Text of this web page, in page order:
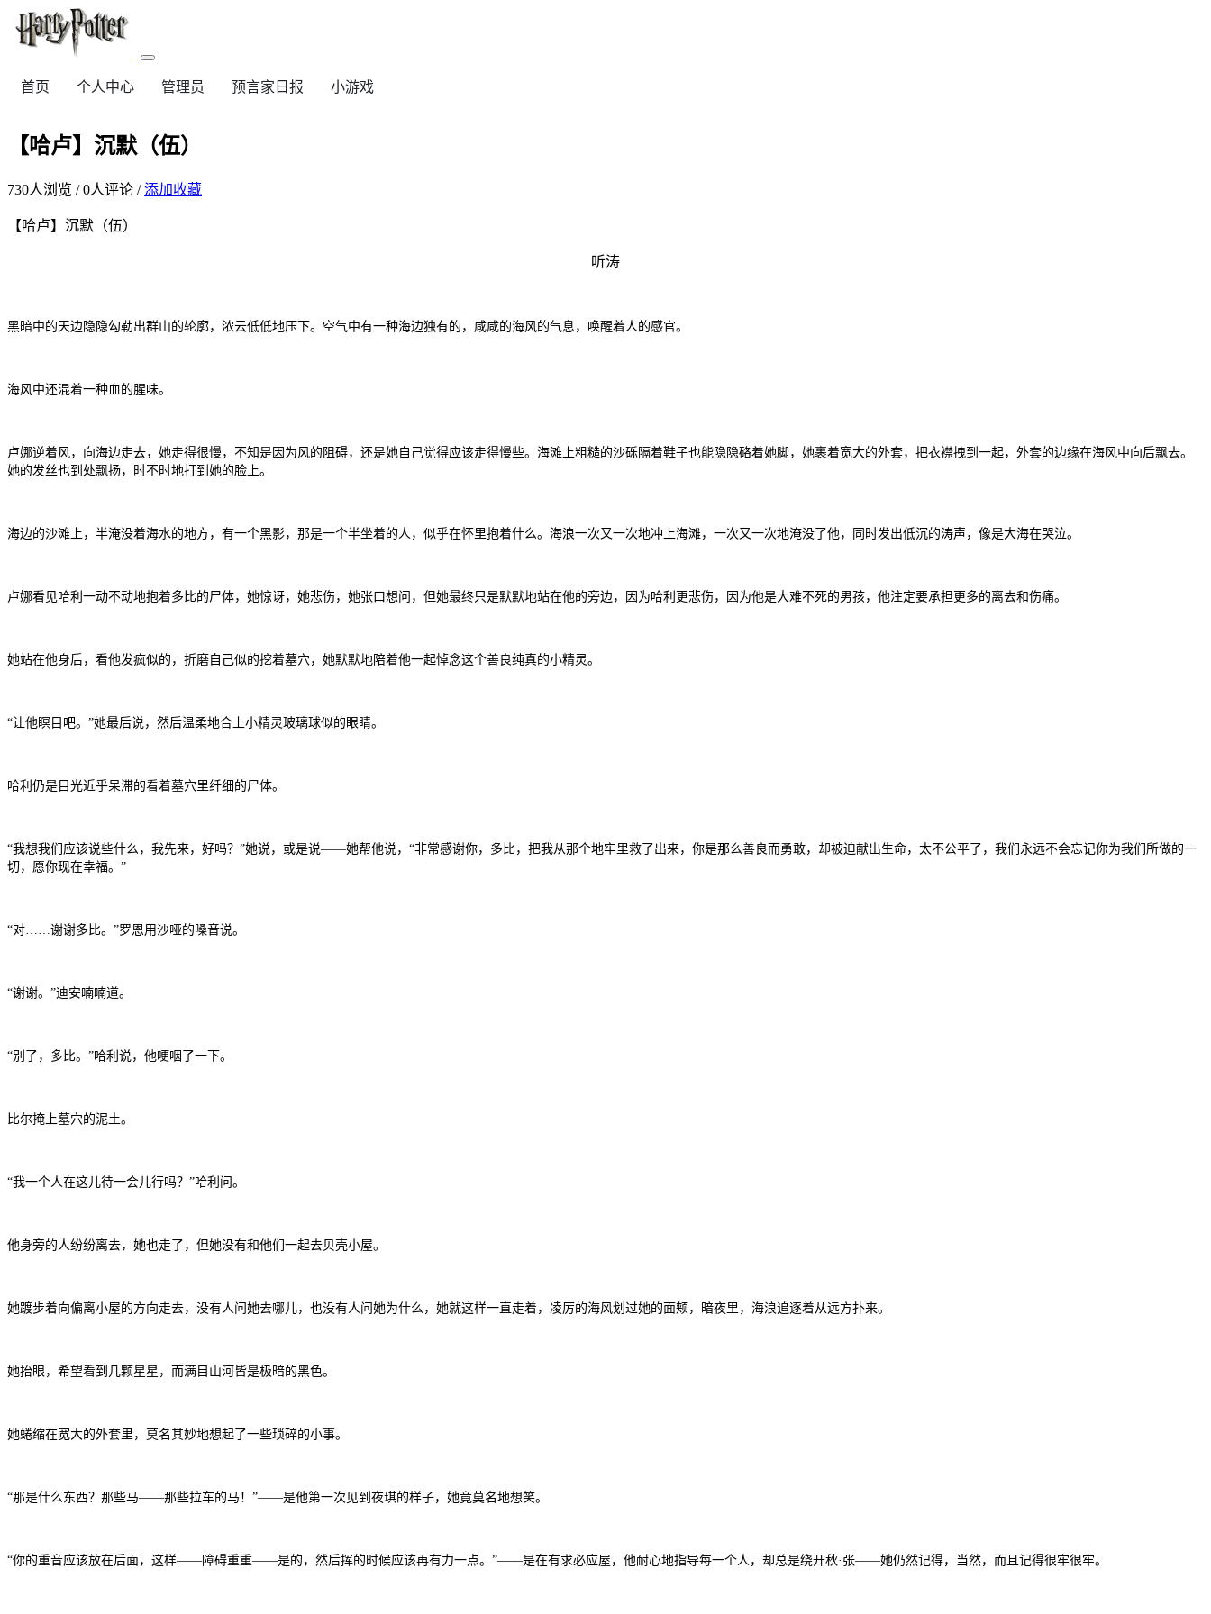
首页 个人中心 管理员 预言家日报 小游戏
【哈卢】沉默（伍）
730人浏览 /0人评论 /添加收藏
【哈卢】沉默（伍）
听涛
黑暗中的天边隐隐勾勒出群山的轮廓，浓云低低地压下。空气中有一种海边独有的，咸咸的海风的气息，唤醒着人的感官。
海风中还混着一种血的腥味。
卢娜逆着风，向海边走去，她走得很慢，不知是因为风的阻碍，还是她自己觉得应该走得慢些。海滩上粗糙的沙砾隔着鞋子也能隐隐硌着她脚，她裹着宽大的外套，把衣襟拽到一起，外套的边缘在海风中向后飘去。
她的发丝也到处飘扬，时不时地打到她的脸上。
海边的沙滩上，半淹没着海水的地方，有一个黑影，那是一个半坐着的人，似乎在怀里抱着什么。海浪一次又一次地冲上海滩，一次又一次地淹没了他，同时发出低沉的涛声，像是大海在哭泣。
卢娜看见哈利一动不动地抱着多比的尸体，她惊讶，她悲伤，她张口想问，但她最终只是默默地站在他的旁边，因为哈利更悲伤，因为他是大难不死的男孩，他注定要承担更多的离去和伤痛。
她站在他身后，看他发疯似的，折磨自己似的挖着墓穴，她默默地陪着他一起悼念这个善良纯真的小精灵。
“让他瞑目吧。”她最后说，然后温柔地合上小精灵玻璃球似的眼睛。
哈利仍是目光近乎呆滞的看着墓穴里纤细的尸体。
“我想我们应该说些什么，我先来，好吗？”她说，或是说——她帮他说，“非常感谢你，多比，把我从那个地牢里救了出来，你是那么善良而勇敢，却被迫献出生命，太不公平了，我们永远不会忘记你为我们所做的一
切，愿你现在幸福。”
“对……谢谢多比。”罗恩用沙哑的嗓音说。
“谢谢。”迪安喃喃道。
“别了，多比。”哈利说，他哽咽了一下。
比尔掩上墓穴的泥土。
“我一个人在这儿待一会儿行吗？”哈利问。
他身旁的人纷纷离去，她也走了，但她没有和他们一起去贝壳小屋。
她踱步着向偏离小屋的方向走去，没有人问她去哪儿，也没有人问她为什么，她就这样一直走着，凌厉的海风划过她的面颊，暗夜里，海浪追逐着从远方扑来。
她抬眼，希望看到几颗星星，而满目山河皆是极暗的黑色。
她蜷缩在宽大的外套里，莫名其妙地想起了一些琐碎的小事。
“那是什么东西？那些马——那些拉车的马！”——是他第一次见到夜琪的样子，她竟莫名地想笑。
“你的重音应该放在后面，这样——障碍重重——是的，然后挥的时候应该再有力一点。”——是在有求必应屋，他耐心地指导每一个人，却总是绕开秋·张——她仍然记得，当然，而且记得很牢很牢。